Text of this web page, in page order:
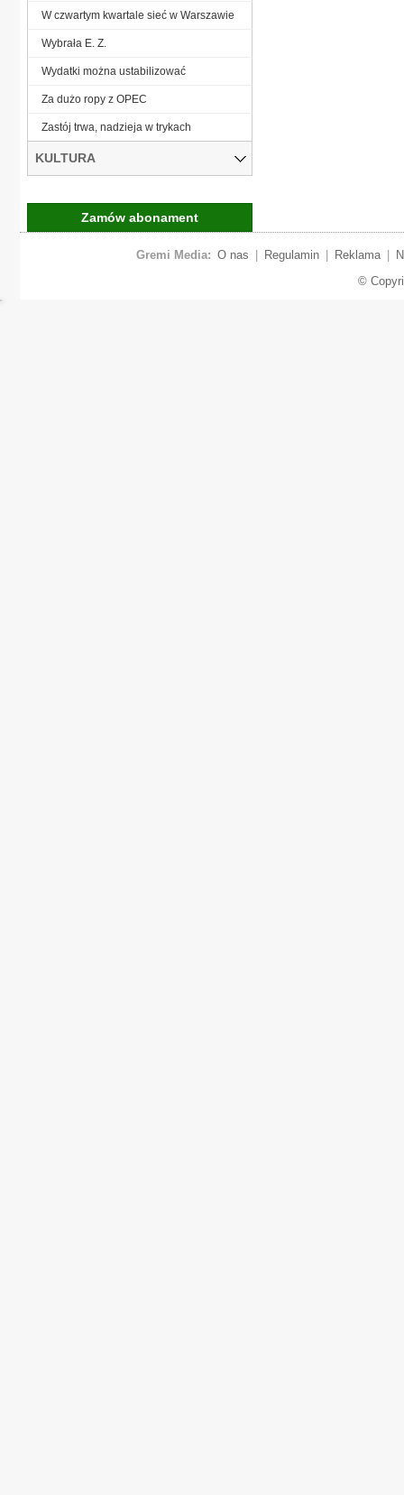
W czwartym kwartale sieć w Warszawie
Wybrała E. Z.
Wydatki można ustabilizować
Za dużo ropy z OPEC
Zastój trwa, nadzieja w trykach
KULTURA
Zamów abonament
Gremi Media: O nas Regulamin Reklama
©